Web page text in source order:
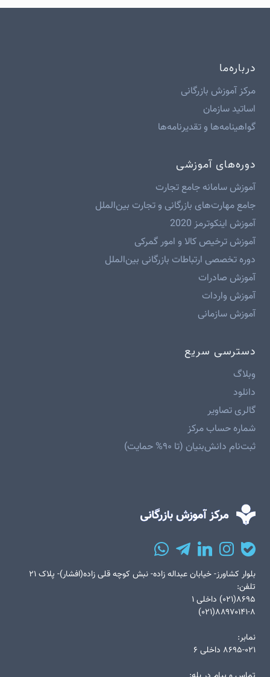
درباره‌ما
مرکز آموزش بازرگانی
اساتید سازمان
گواهینامه‌ها و تقدیرنامه‌ها
دوره‌های آموزشی
آموزش سامانه جامع تجارت
جامع مهارت‌های بازرگانی و تجارت بین‌الملل
آموزش اینکوترمز 2020
آموزش ترخیص کالا و امور گمرکی
دوره تخصصی ارتباطات بازرگانی بین‌الملل
آموزش صادرات
آموزش واردات
آموزش سازمانی
دسترسی سریع
وبلاگ
دانلود
گالری تصاویر
شماره حساب مرکز
ثبت‌نام دانش‌بنیان (تا ۹۰% حمایت)
بلوار کشاورز- خیابان عبداله زاده- نبش کوچه قلی زاده(افشار)- پلاک ۲۱
تلفن:
۸۶۹۵(۰۲۱) داخلی ۱
۸۸۹۷۰۱۴۱-۸(۰۲۱)
نمابر:
۸۶۹۵-۰۲۱ داخلی ۶